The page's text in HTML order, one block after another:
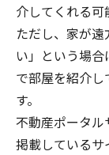
介してくれる可
ただし、家が
い」という場
で部屋を紹介
す。
不動産ポータ
掲載しているサ